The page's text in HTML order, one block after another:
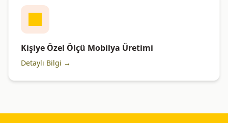
Kişiye Özel Ölçü Mobilya Üretimi
Detaylı Bilgi →